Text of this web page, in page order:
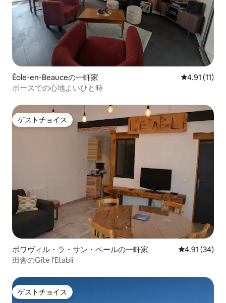
Éole-en-Beauceの一軒家 レビュー11
4.91 (11)
ボースでの心地よいひと時
ゲストチョイス
ゲストチョイス
ボワヴィル・ラ・サン・ペールの一軒家 レビュー34
4.91 (34)
田舎のGîte l'Etabli
ゲストチョイス
ゲストチョイス